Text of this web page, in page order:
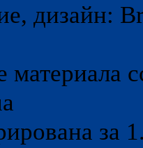
дизайн:
материала
за